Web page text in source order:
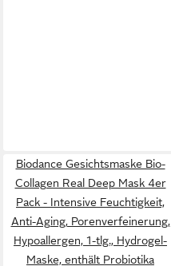
Biodance Gesichtsmaske Bio-
Collagen Real Deep Mask 4er
Pack - Intensive Feuchtigkeit,
Anti-Aging, Porenverfeinerung,
Hypoallergen, 1-tlg., Hydrogel-
Maske, enthält Probiotika